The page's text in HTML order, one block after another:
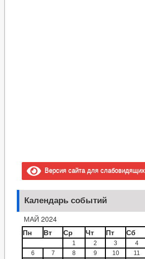
Версия сайта для слабовидящих
Календарь событий
МАЙ 2024
Пн
Вт Ср Чт Пт Сб
1 2 3 4
6
7 8 9 10 11